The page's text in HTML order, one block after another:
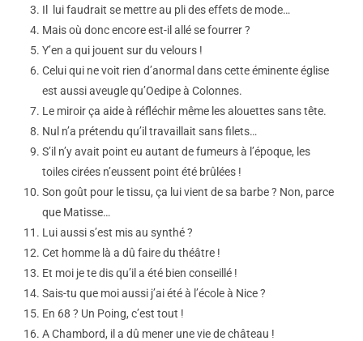
Il lui faudrait se mettre au pli des effets de mode…
Mais où donc encore est-il allé se fourrer ?
Y’en a qui jouent sur du velours !
Celui qui ne voit rien d’anormal dans cette éminente église
est aussi aveugle qu’Oedipe à Colonnes.
Le miroir ça aide à réfléchir même les alouettes sans tête.
Nul n’a prétendu qu’il travaillait sans filets…
S’il n’y avait point eu autant de fumeurs à l’époque, les
toiles cirées n’eussent point été brûlées !
Son goût pour le tissu, ça lui vient de sa barbe ? Non, parce
que Matisse…
Lui aussi s’est mis au synthé ?
Cet homme là a dû faire du théâtre !
Et moi je te dis qu’il a été bien conseillé !
Sais-tu que moi aussi j’ai été à l’école à Nice ?
En 68 ? Un Poing, c’est tout !
A Chambord, il a dû mener une vie de château !